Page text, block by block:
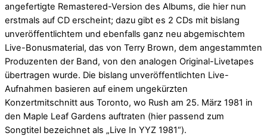
angefertigte Remastered-Version des Albums, die hier nun
erstmals auf CD erscheint; dazu gibt es 2 CDs mit bislang
unveröffentlichtem und ebenfalls ganz neu abgemischtem
Live-Bonusmaterial, das von Terry Brown, dem angestammten
Produzenten der Band, von den analogen Original-Livetapes
übertragen wurde. Die bislang unveröffentlichten Live-
Aufnahmen basieren auf einem ungekürzten
Konzertmitschnitt aus Toronto, wo Rush am 25. März 1981 in
den Maple Leaf Gardens auftraten (hier passend zum
Songtitel bezeichnet als „Live In YYZ 1981“).